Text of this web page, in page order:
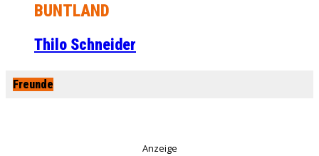
BUNTLAND
Thilo Schneider
Freunde
Anzeige